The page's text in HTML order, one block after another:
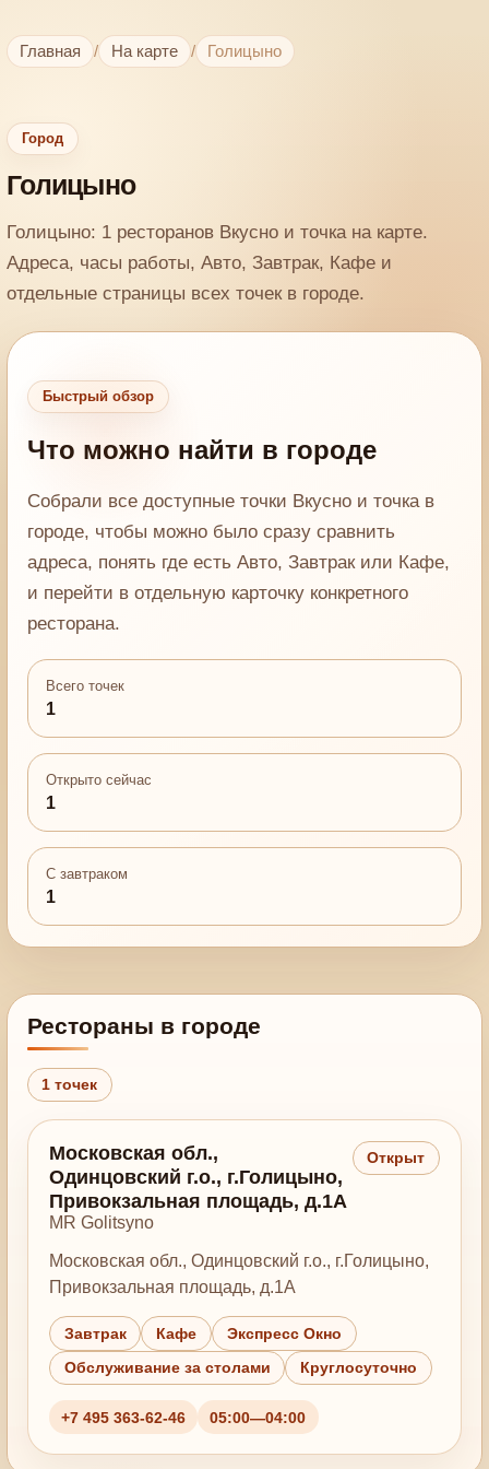
Главная / На карте / Голицыно
Город
Голицыно
Голицыно: 1 ресторанов Вкусно и точка на карте.
Адреса, часы работы, Авто, Завтрак, Кафе и
отдельные страницы всех точек в городе.
Быстрый обзор
Что можно найти в городе
Собрали все доступные точки Вкусно и точка в
городе, чтобы можно было сразу сравнить
адреса, понять где есть Авто, Завтрак или Кафе,
и перейти в отдельную карточку конкретного
ресторана.
Всего точек
1
Открыто сейчас
1
С завтраком
1
Рестораны в городе
1 точек
Московская обл.,
Одинцовский г.о., г.Голицыно,
Привокзальная площадь, д.1А
MR Golitsyno
Открыт
Московская обл., Одинцовский г.о., г.Голицыно,
Привокзальная площадь, д.1А
Завтрак Кафе Экспресс Окно
Обслуживание за столами Круглосуточно
+7 495 363-62-46 05:00—04:00